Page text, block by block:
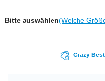
Bitte auswählen(Welche
Crazy